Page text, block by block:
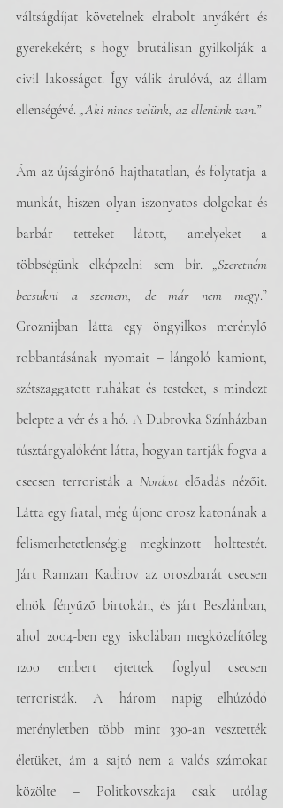
váltságdíjat követelnek elrabolt anyákért és
gyerekekért; s hogy brutálisan gyilkolják a
civil lakosságot. Így válik árulóvá, az állam
ellenségévé. „Aki nincs velünk, az ellenünk van.”
Ám az újságírónő hajthatatlan, és folytatja a
munkát, hiszen olyan iszonyatos dolgokat és
barbár tetteket látott, amelyeket a
többségünk elképzelni sem bír. „Szeretném
becsukni a szemem, de már nem megy.”
Groznijban látta egy öngyilkos merénylő
robbantásának nyomait – lángoló kamiont,
szétszaggatott ruhákat és testeket, s mindezt
belepte a vér és a hó. A Dubrovka Színházban
túsztárgyalóként látta, hogyan tartják fogva a
csecsen terroristák a Nordost előadás nézőit.
Látta egy fiatal, még újonc orosz katonának a
felismerhetetlenségig megkínzott holttestét.
Járt Ramzan Kadirov az oroszbarát csecsen
elnök fényűző birtokán, és járt Beszlánban,
ahol 2004-ben egy iskolában megközelítőleg
1200 embert ejtettek foglyul csecsen
terroristák. A három napig elhúzódó
merényletben több mint 330-an vesztették
életüket, ám a sajtó nem a valós számokat
közölte – Politkovszkaja csak utólag